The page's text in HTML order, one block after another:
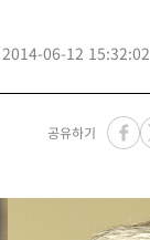
2014-06-12 15:32:02
공유하기